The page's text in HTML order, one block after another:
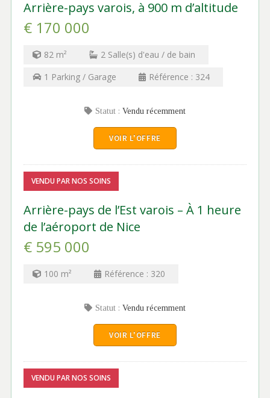
Arrière-pays varois, à 900 m d’altitude
€ 170 000
82 m² 2 Salle(s) d'eau / de bain
1 Parking / Garage Référence : 324
Statut : Vendu récemment
VOIR L'OFFRE
VENDU PAR NOS SOINS
Arrière-pays de l’Est varois – À 1 heure
de l’aéroport de Nice
€ 595 000
100 m² Référence : 320
Statut : Vendu récemment
VOIR L'OFFRE
VENDU PAR NOS SOINS